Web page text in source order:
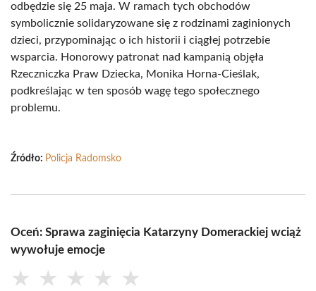
odbędzie się 25 maja. W ramach tych obchodów
symbolicznie solidaryzowane się z rodzinami zaginionych
dzieci, przypominając o ich historii i ciągłej potrzebie
wsparcia. Honorowy patronat nad kampanią objęła
Rzeczniczka Praw Dziecka, Monika Horna-Cieślak,
podkreślając w ten sposób wagę tego społecznego
problemu.
Źródło: Policja Radomsko
Oceń: Sprawa zaginięcia Katarzyny Domerackiej wciąż
wywołuje emocje
★ ★ ★ ★ ★